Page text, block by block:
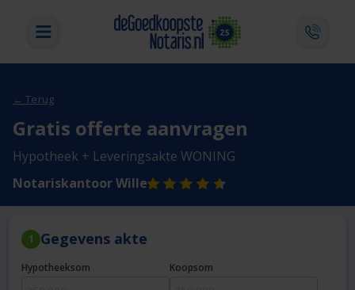
← Terug
Gratis offerte aanvragen
Hypotheek + Leveringsakte WONING
Notariskantoor Wille
1 Gegevens akte
Hypotheeksom Koopsom